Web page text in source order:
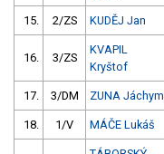
15. 2/ZS KUDĚJ Jan
16. 3/ZS
KVAPIL
Kryštof
17. 3/DM ZUNA Jáchym
18. 1/V MÁČE Lukáš